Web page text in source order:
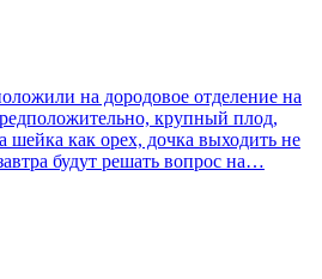
на дородовое отделение на
крупный плод,
шейка как орех, дочка выходить не
будут решать вопрос на…